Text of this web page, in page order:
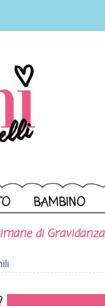
BAMBINO
di Gravidanza